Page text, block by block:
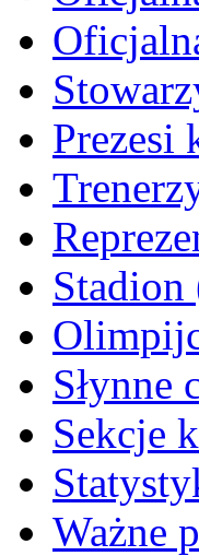
Prezesi
Słynne
Sekcje
Ważne